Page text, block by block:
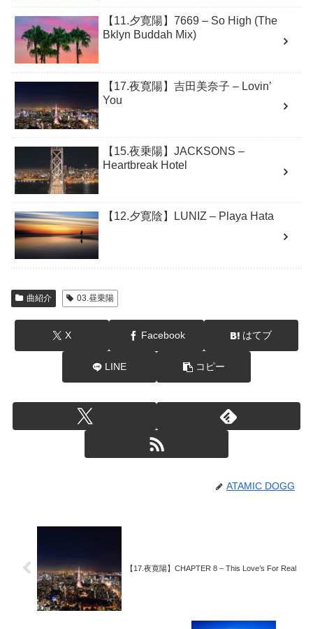
【11.夕寛陽】7669 – So High (The
Bklyn Buddah Mix)
【17.夜寛陽】吉田美奈子 – Lovin’
You
【15.夜乗陽】JACKSONS –
Heartbreak Hotel
【12.夕寛陰】LUNIZ – Playa Hata
曲紹介 03.昼乗陽
X Facebook はてブ
LINE コピー
ATAMIC DOGG
【17.夜寛陽】CHAPTER 8 – This Love’s For Real